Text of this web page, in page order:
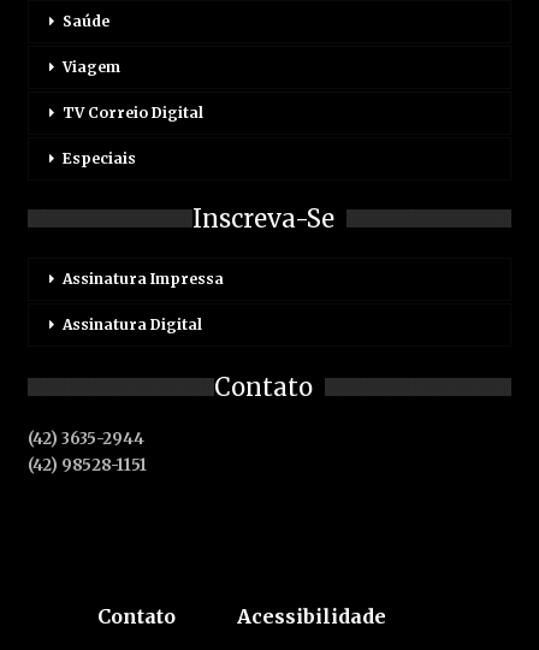
Saúde
Viagem
TV Correio Digital
Especiais
Inscreva-Se
Assinatura Impressa
Assinatura Digital
Contato
(42) 3635-2944
(42) 98528-1151
Contato Acessibilidade